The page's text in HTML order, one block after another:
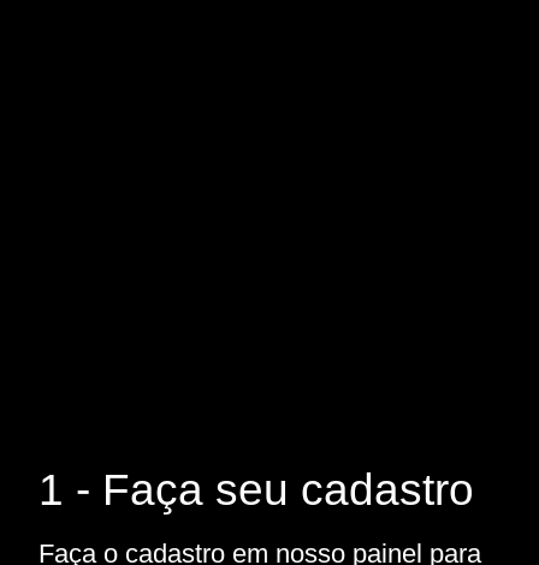
1 - Faça seu cadastro
Faça o cadastro em nosso painel para